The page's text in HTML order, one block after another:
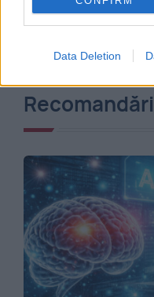
Data Deletion